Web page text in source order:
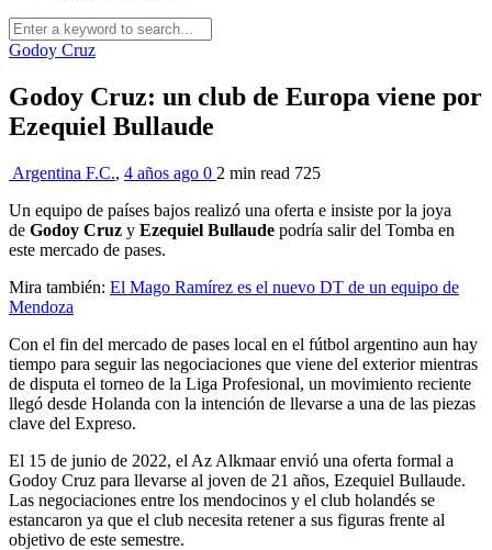
Godoy Cruz
Godoy Cruz: un club de Europa viene por
Ezequiel Bullaude
Argentina F.C., 4 años ago 0 2 min read 725
Un equipo de países bajos realizó una oferta e insiste por la joya
de Godoy Cruz y Ezequiel Bullaude podría salir del Tomba en
este mercado de pases.
Mira también: El Mago Ramírez es el nuevo DT de un equipo de
Mendoza
Con el fin del mercado de pases local en el fútbol argentino aun hay
tiempo para seguir las negociaciones que viene del exterior mientras
de disputa el torneo de la Liga Profesional, un movimiento reciente
llegó desde Holanda con la intención de llevarse a una de las piezas
clave del Expreso.
El 15 de junio de 2022, el Az Alkmaar envió una oferta formal a
Godoy Cruz para llevarse al joven de 21 años, Ezequiel Bullaude.
Las negociaciones entre los mendocinos y el club holandés se
estancaron ya que el club necesita retener a sus figuras frente al
objetivo de este semestre.